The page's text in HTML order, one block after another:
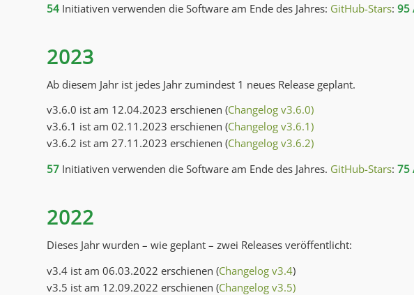
54 Initiativen verwenden die Software am Ende des Jahres: GitHub-Stars: 95
2023
Ab diesem Jahr ist jedes Jahr zumindest 1 neues Release geplant.
v3.6.0 ist am 12.04.2023 erschienen (Changelog v3.6.0)
v3.6.1 ist am 02.11.2023 erschienen (Changelog v3.6.1)
v3.6.2 ist am 27.11.2023 erschienen (Changelog v3.6.2)
57 Initiativen verwenden die Software am Ende des Jahres. GitHub-Stars: 75
2022
Dieses Jahr wurden – wie geplant – zwei Releases veröffentlicht:
v3.4 ist am 06.03.2022 erschienen (Changelog v3.4)
v3.5 ist am 12.09.2022 erschienen (Changelog v3.5)